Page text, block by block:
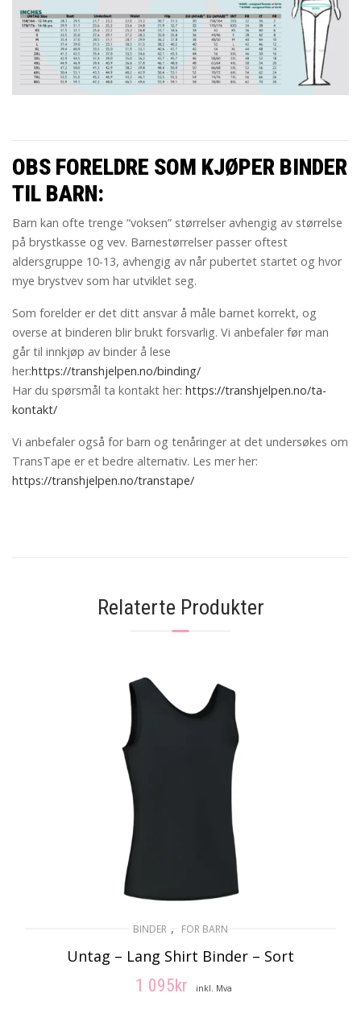
OBS FORELDRE SOM KJØPER BINDER
TIL BARN:
Barn kan ofte trenge “voksen” størrelser avhengig av størrelse
på brystkasse og vev. Barnestørrelser passer oftest
aldersgruppe 10-13, avhengig av når pubertet startet og hvor
mye brystvev som har utviklet seg.
Som forelder er det ditt ansvar å måle barnet korrekt, og
overse at binderen blir brukt forsvarlig. Vi anbefaler før man
går til innkjøp av binder å lese
her:https://transhjelpen.no/binding/
Har du spørsmål ta kontakt her: https://transhjelpen.no/ta-
kontakt/
Vi anbefaler også for barn og tenåringer at det undersøkes om
TransTape er et bedre alternativ. Les mer her:
https://transhjelpen.no/transtape/
Relaterte Produkter
BINDER , FOR BARN
Untag – Lang Shirt Binder – Sort
1 095kr inkl. Mva